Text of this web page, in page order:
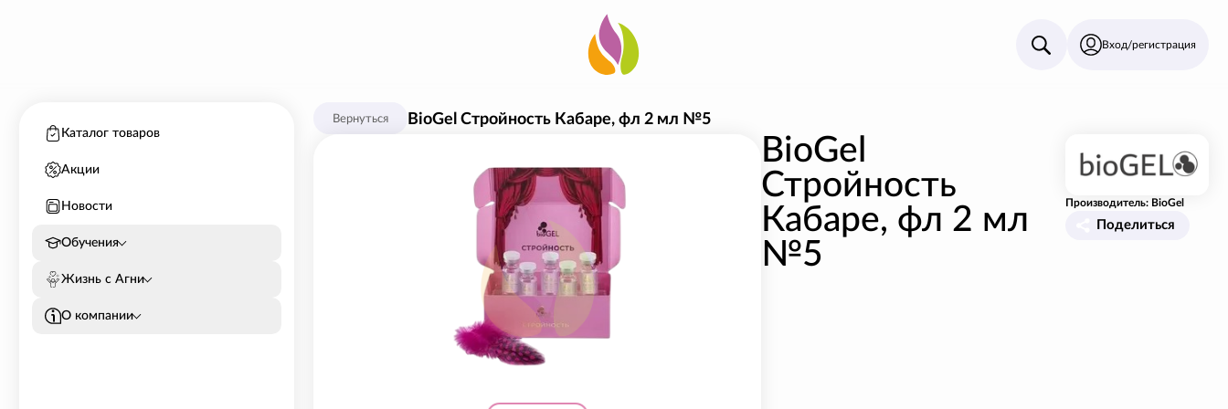
Вход/регистрация
Каталог товаров
Акции
Новости
Обучения
Жизнь с Агни
О компании
Вернуться BioGel Стройность Кабаре, фл 2 мл №5
BioGel
Стройность
Кабаре, фл 2 мл
№5
Производитель: BioGel
Поделиться